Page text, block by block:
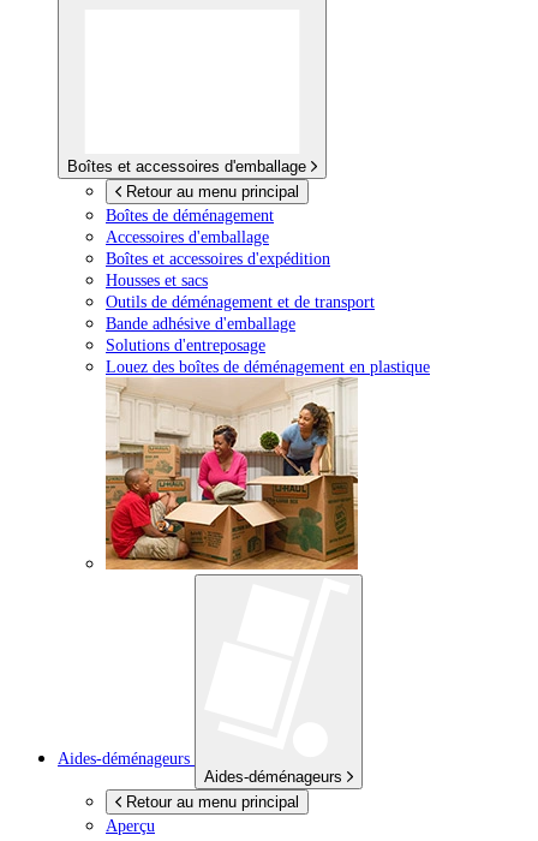
Boîtes et accessoires d'emballage
Retour au menu principal
Boîtes de déménagement
Accessoires d'emballage
Boîtes et accessoires d'expédition
Housses et sacs
Outils de déménagement et de transport
Bande adhésive d'emballage
Solutions d'entreposage
Louez des boîtes de déménagement en plastique
Aides-déménageurs
Aides-déménageurs
Retour au menu principal
Aperçu